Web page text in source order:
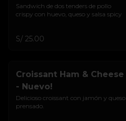
Sandwich de dos tenders de pollo
crispy con huevo, queso y salsa spicy
S/ 25.00
Croissant Ham & Cheese
- Nuevo!
Delicioso croissant con jamón y queso
prensado.